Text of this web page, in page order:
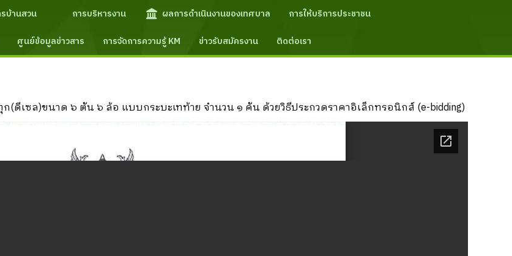
บ้านสวน การบริหารงาน ผลการดำเนินงานของเทศบาล
การให้บริการประชาชน
ศูนย์ข้อมูลข่าวสาร การจัดการความรู้ KM ข่าวรับสมัครงาน ติดต่อเรา
ดีเซล)ขนาด ๖ ตัน ๖ ล้อ แบบกระบะเทท้าย จำนวน ๑ คัน ด้วยวิธีประกวดราคาอิเล็กทรอนิกส์ (e-bidding)